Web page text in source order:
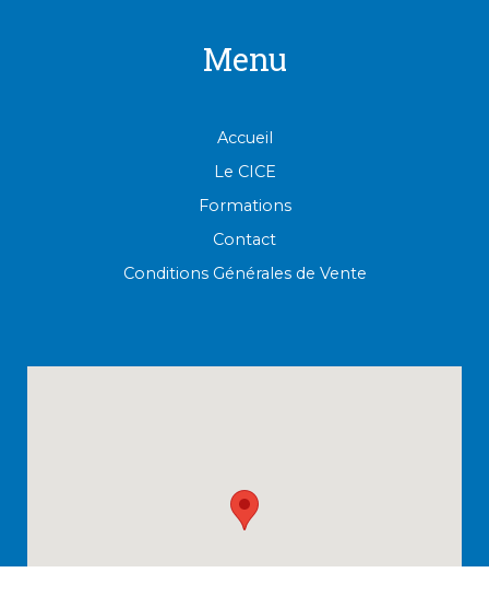
Menu
Accueil
Le CICE
Formations
Contact
Conditions Générales de Vente